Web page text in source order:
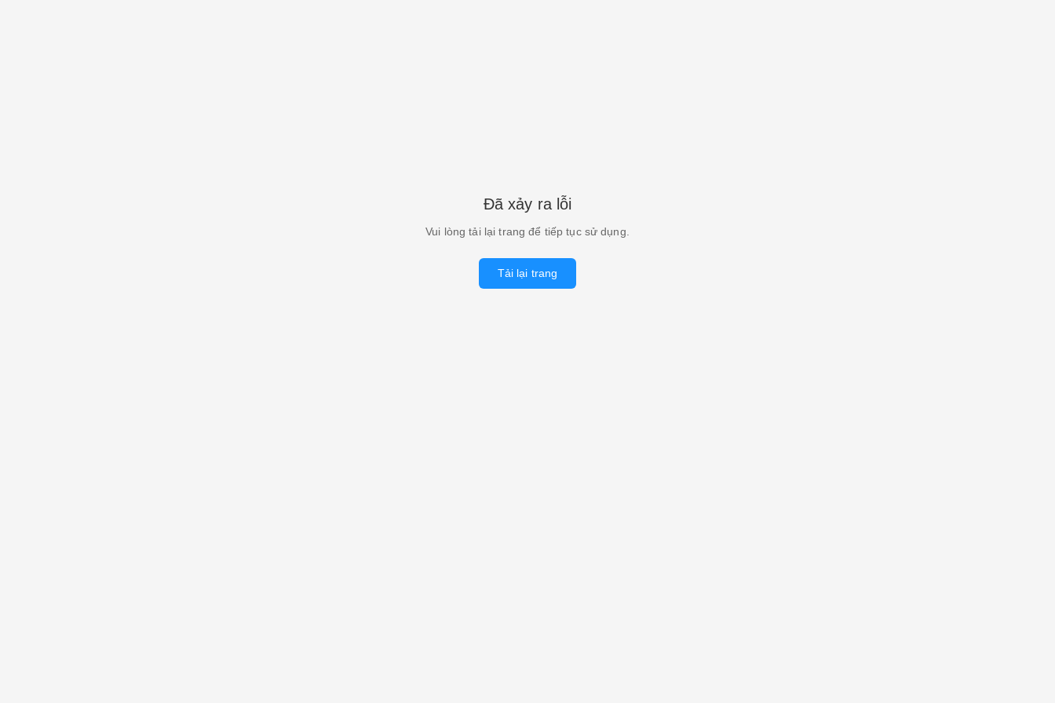
Đã xảy ra lỗi
Vui lòng tải lại trang để tiếp tục sử dụng.
Tải lại trang